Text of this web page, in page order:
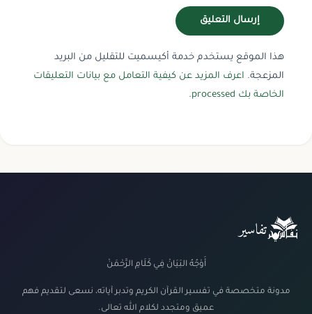
هذا الموقع يستخدم خدمة أكيسميت للتقليل من البريد
المزعجة. اعرف المزيد عن كيفية التعامل مع بيانات التعليقات
الخاصة بك processed
.
تفاسير
أَوْجُهُ البَيَانْ فِي كَلَامِ الرَّحْمَنْ
مدونة متخصصة في تفسير القرآن الكريم وتدبر آياته، نسعى لتقديم فهم
عميق ومتجدد لكلام الله تعالى.